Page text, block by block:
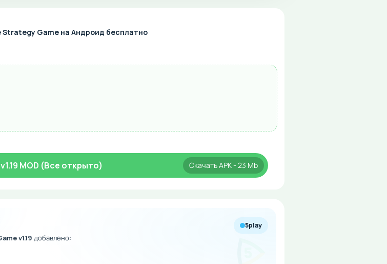
Strategy Game на Андроид бесплатно
MOD (Все открыто) СкачатьAPK- 23 Mb
v1.19 добавлено:
5play